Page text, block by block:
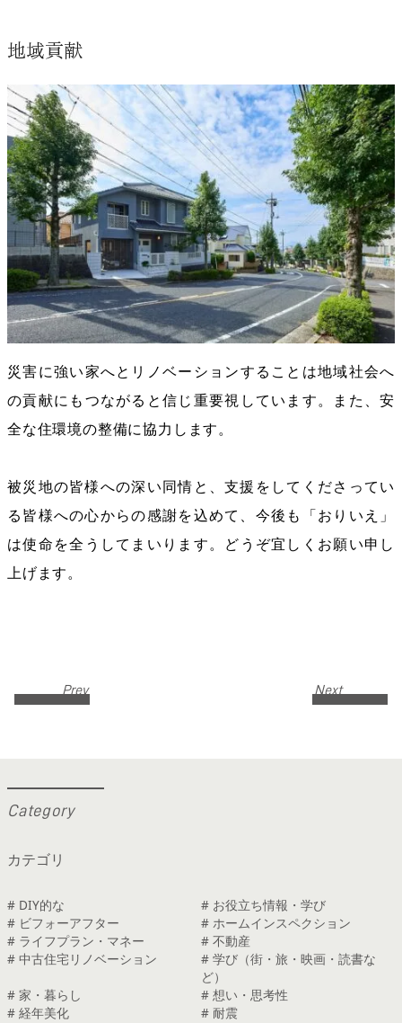
地域貢献
災害に強い家へとリノベーションすることは地域社会へ
の貢献にもつながると信じ重要視しています。また、安
全な住環境の整備に協力します。
被災地の皆様への深い同情と、支援をしてくださってい
る皆様への心からの感謝を込めて、今後も「おりいえ」
は使命を全うしてまいります。どうぞ宜しくお願い申し
上げます。
Prev Next
Category
カテゴリ
# DIY的な
# お役立ち情報・学び
# ビフォーアフター
# ホームインスペクション
# ライフプラン・マネー
# 不動産
# 中古住宅リノベーション
# 学び（街・旅・映画・読書な
ど）
# 家・暮らし
# 想い・思考性
# 経年美化
# 耐震